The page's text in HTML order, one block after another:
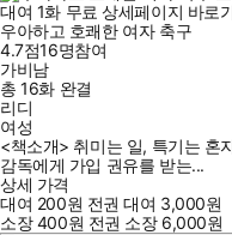
대여 1화 무료 상세페이지 바로
우아하고 호쾌한 여자 축구
4.7점16명참여
가비남
총 16화 완결
리디
여성
<책소개> 취미는 일, 특기는 혼
감독에게 가입 권유를 받는...
상세 가격
대여 200원 전권 대여 3,000원
소장400원 전권 소장 6,000원